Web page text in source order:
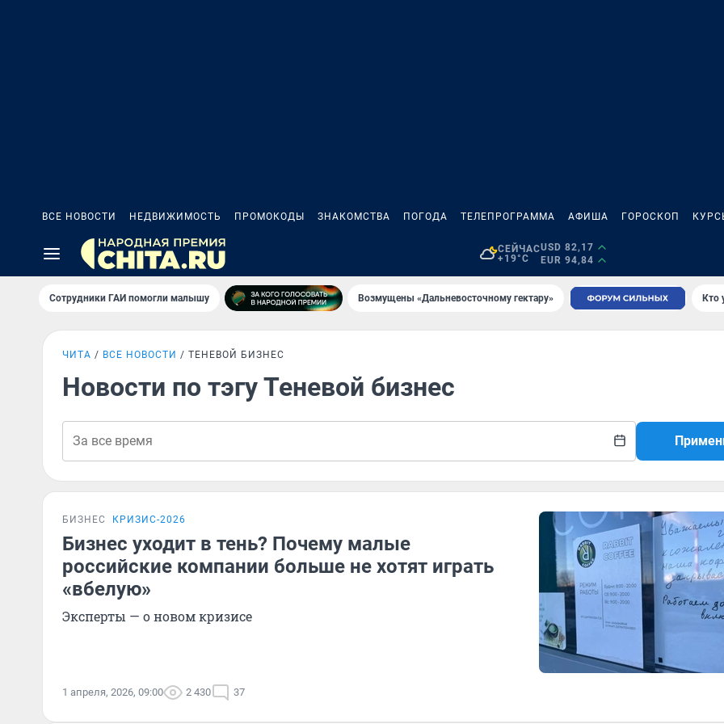
ВСЕ НОВОСТИ НЕДВИЖИМОСТЬ ПРОМОКОДЫ ЗНАКОМСТВА ПОГОДА ТЕЛЕПРОГРАММА АФИША ГОРОСКОП
СЕЙЧАС
+19°C
USD 82,17
EUR 94,84
Сотрудники ГАИ помогли малышу Возмущены «Дальневосточному гектару» Кто
ЧИТА ВСЕ НОВОСТИ ТЕНЕВОЙ БИЗНЕС
Новости по тэгу Теневой бизнес
БИЗНЕС КРИЗИС-2026
Бизнес уходит в тень? Почему малые
российские компании больше не хотят играть
«вбелую»
Эксперты — о новом кризисе
1 апреля, 2026, 09:00 2 430 37